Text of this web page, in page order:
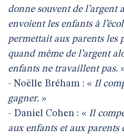
donne souvent de l’argent
envoient les enfants à
permettait aux parents les
quand même de l’argent
enfants ne travaillent pas.
- Noëlle Bréham : « Il
gagner. »
- Daniel Cohen : « Il
aux enfants et aux parents